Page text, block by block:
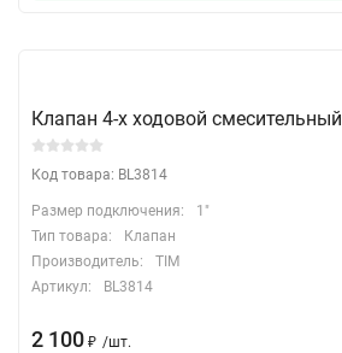
Клапан 4-х ходовой
Код товара: BL3814
Размер подключения:
1"
Тип товара:
Клапан
Производитель:
TIM
Артикул:
BL3814
2 100 ₽ /шт.